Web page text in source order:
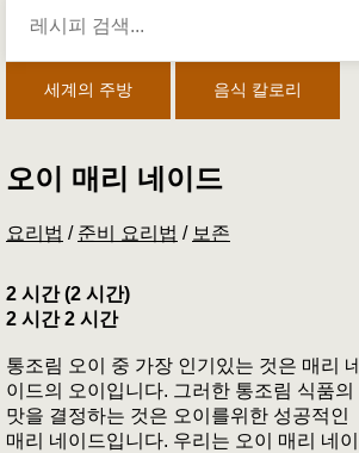
세계의 주방 음식 칼로리
오이 매리 네이드
요리법 / 준비 요리법 / 보존
2 시간 (2 시간)
2 시간 2 시간
통조림 오이 중 가장 인기있는 것은 매리 네
이드의 오이입니다. 그러한 통조림 식품의
맛을 결정하는 것은 오이를위한 성공적인
매리 네이드입니다. 우리는 오이 매리 네이